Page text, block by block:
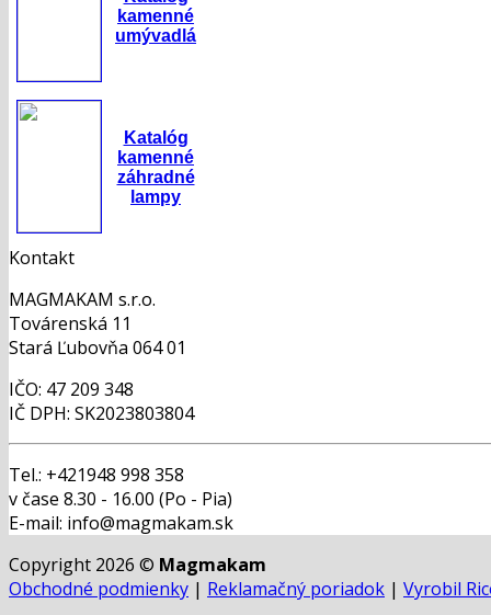
kamenné
umývadlá
Katalóg
kamenné
záhradné
lampy
Kontakt
MAGMAKAM s.r.o.
Továrenská 11
Stará Ľubovňa 064 01
IČO: 47 209 348
IČ DPH: SK2023803804
Tel.: +421948 998 358
v čase 8.30 - 16.00 (Po - Pia)
E-mail: info@magmakam.sk
Copyright 2026 © Magmakam
Obchodné podmienky | Reklamačný poriadok | Vyrobil